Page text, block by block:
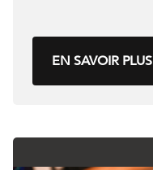
EN SAVOIR PLUS